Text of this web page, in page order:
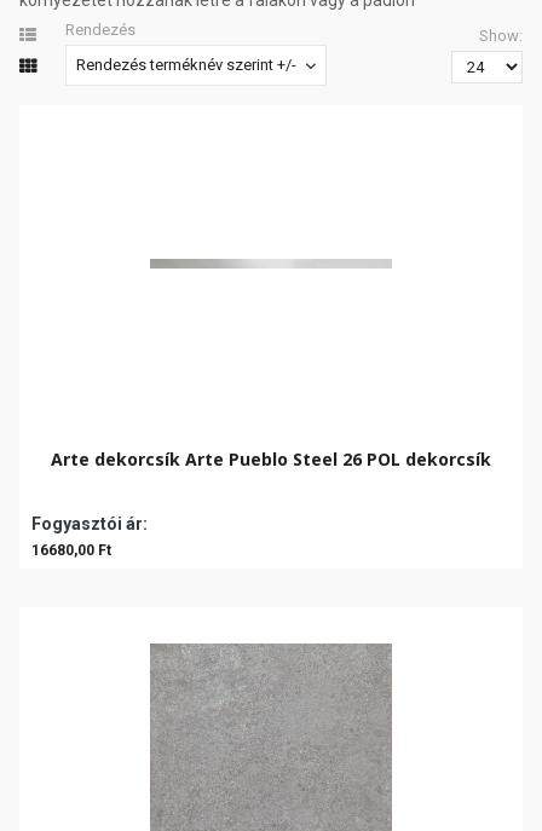
Rendezés
Rendezés terméknév szerint +/-
Show:
Arte dekorcsík Arte Pueblo Steel 26 POL dekorcsík
Fogyasztói ár:
16680,00 Ft